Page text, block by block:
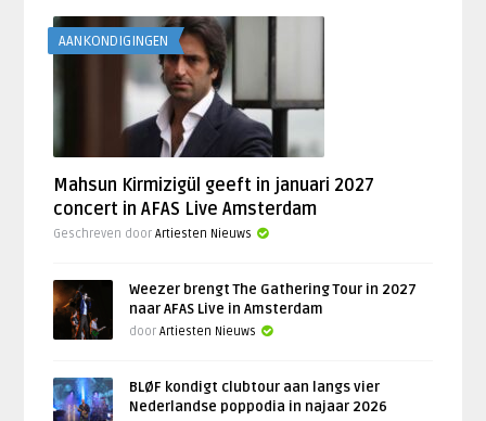
AANKONDIGINGEN
Mahsun Kirmizigül geeft in januari 2027
concert in AFAS Live Amsterdam
Geschreven doorArtiesten Nieuws
Weezer brengt The Gathering Tour in 2027
naar AFAS Live in Amsterdam
doorArtiesten Nieuws
BLØF kondigt clubtour aan langs vier
Nederlandse poppodia in najaar 2026